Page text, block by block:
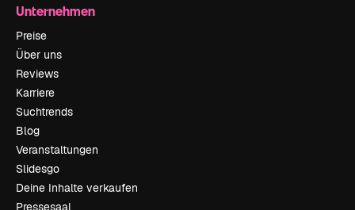
Unternehmen
Preise
Über uns
Reviews
Karriere
Suchtrends
Blog
Veranstaltungen
Slidesgo
Deine Inhalte verkaufen
Pressesaal